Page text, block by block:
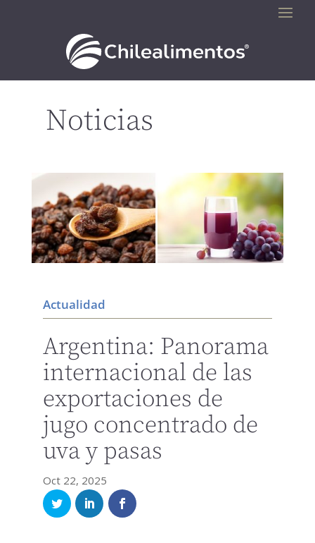
Noticias
Actualidad
Argentina: Panorama
internacional de las
exportaciones de
jugo concentrado de
uva y pasas
Oct 22, 2025